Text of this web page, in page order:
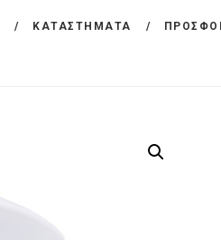
ΚΑΤΑΣΤΗΜΑΤΑ
ΕΤΑΙΡΕΙΑ
ΠΡΟΣΦΟΡΕΣ